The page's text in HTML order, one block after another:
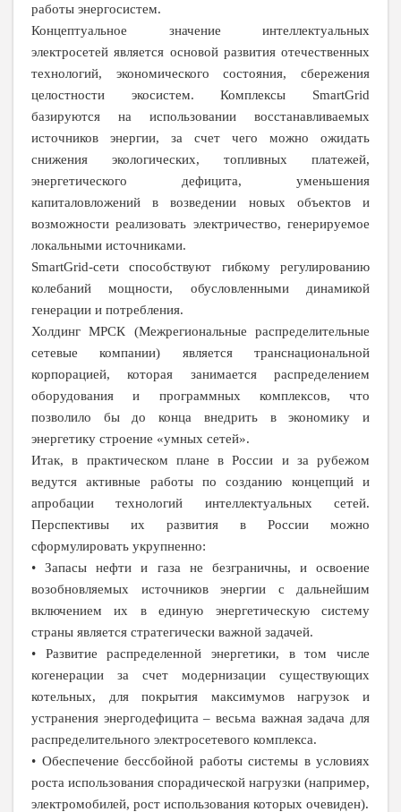
работы энергосистем.
Концептуальное значение интеллектуальных
электросетей является основой развития отечественных
технологий, экономического состояния, сбережения
целостности экосистем. Комплексы SmartGrid
базируются на использовании восстанавливаемых
источников энергии, за счет чего можно ожидать
снижения экологических, топливных платежей,
энергетического дефицита, уменьшения
капиталовложений в возведении новых объектов и
возможности реализовать электричество, генерируемое
локальными источниками.
SmartGrid-сети способствуют гибкому регулированию
колебаний мощности, обусловленными динамикой
генерации и потребления.
Холдинг МРСК (Межрегиональные распределительные
сетевые компании) является транснациональной
корпорацией, которая занимается распределением
оборудования и программных комплексов, что
позволило бы до конца внедрить в экономику и
энергетику строение «умных сетей».
Итак, в практическом плане в России и за рубежом
ведутся активные работы по созданию концепций и
апробации технологий интеллектуальных сетей.
Перспективы их развития в России можно
сформулировать укрупненно:
• Запасы нефти и газа не безграничны, и освоение
возобновляемых источников энергии с дальнейшим
включением их в единую энергетическую систему
страны является стратегически важной задачей.
• Развитие распределенной энергетики, в том числе
когенерации за счет модернизации существующих
котельных, для покрытия максимумов нагрузок и
устранения энергодефицита – весьма важная задача для
распределительного электросетевого комплекса.
• Обеспечение бессбойной работы системы в условиях
роста использования спорадической нагрузки (например,
электромобилей, рост использования которых очевиден).